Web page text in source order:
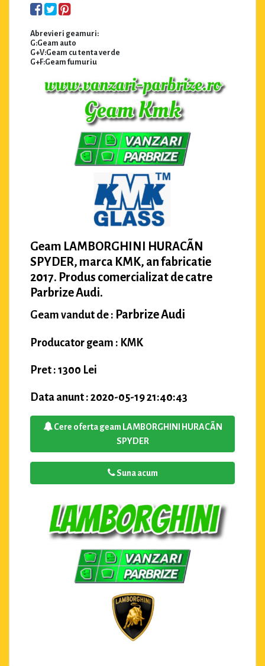
Abrevieri geamuri:
G:Geam auto
G+V:Geam cu tenta verde
G+F:Geam fumuriu
Geam LAMBORGHINI HURACÃN
SPYDER, marca KMK, an fabricatie
2017. Produs comercializat de catre
Parbrize Audi.
Geam vandut de : Parbrize Audi
Producator geam : KMK
Pret : 1300 Lei
Data anunt : 2020-05-19 21:40:43
Cere oferta geam LAMBORGHINI HURACÃN
SPYDER
Suna acum